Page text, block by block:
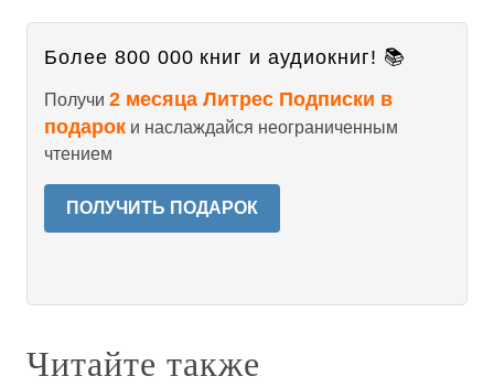
Более 800 000 книг и аудиокниг! 📚
Получи 2 месяца Литрес Подписки в
подарок и наслаждайся неограниченным
чтением
ПОЛУЧИТЬ ПОДАРОК
Читайте также